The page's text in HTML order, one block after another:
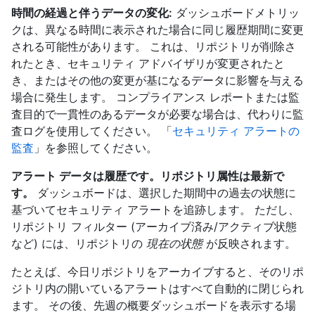
時間の経過と伴うデータの変化: ダッシュボードメトリッ
クは、異なる時間に表示された場合に同じ履歴期間に変更
される可能性があります。 これは、リポジトリが削除さ
れたとき、セキュリティ アドバイザリが変更されたと
き、またはその他の変更が基になるデータに影響を与える
場合に発生します。 コンプライアンス レポートまたは監
査目的で一貫性のあるデータが必要な場合は、代わりに監
査ログを使用してください。 「セキュリティ アラートの
監査 」を参照してください。
アラート データは履歴です。リポジトリ属性は最新で
す。
ダッシュボードは、選択した期間中の過去の状態に
基づいてセキュリティ アラートを追跡します。 ただし、
リポジトリ フィルター (アーカイブ済み/アクティブ状態
など) には、リポジトリの 現在の状態が反映されます。
たとえば、今日リポジトリをアーカイブすると、そのリポ
ジトリ内の開いているアラートはすべて自動的に閉じられ
ます。 その後、先週の概要ダッシュボードを表示する場